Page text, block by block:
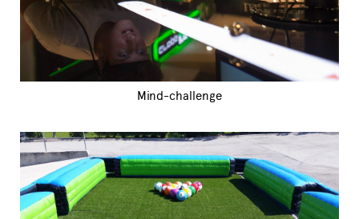
Mind-challenge